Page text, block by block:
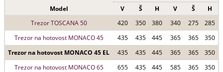
Model
V
Š H V Š
H
Trezor TOSCANA 50
420 350 380 340 275
285
Trezor na hotovost MONACO 45
435 435 445 365 365
350
Trezor na hotovost MONACO 45 EL
435 435 445 365 365
350
Trezor na hotovost MONACO 65
655 435 445 585 365
350